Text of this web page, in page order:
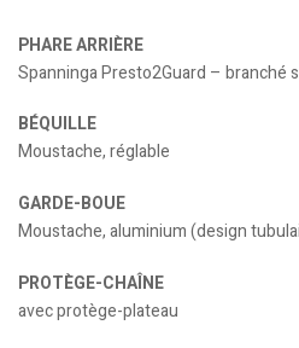
PHARE ARRIÈRE
Spanninga Presto2Guard – branché
BÉQUILLE
Moustache, réglable
GARDE-BOUE
Moustache, aluminium (design
PROTÈGE-CHAÎNE
avec protège-plateau